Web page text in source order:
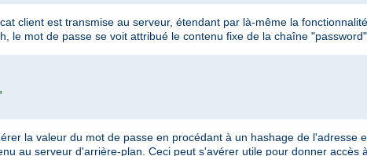
client est transmise au serveur, étendant par là-même la
le mot de passe se voit attribué le contenu fixe de la chaîne
la valeur du mot de passe en procédant à un hashage de l'adresse
au serveur d'arrière-plan. Ceci peut s'avérer utile pour donner accès